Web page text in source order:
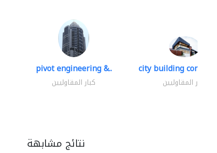
pivot engineering &..
كبار المقاوليين
city building
كبار المقاوليين
نتائج مشابهة